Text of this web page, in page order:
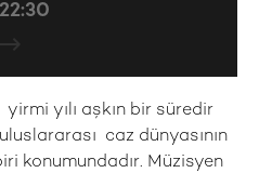
yılı aşkın bir süredir
caz dünyasının
konumundadır. Müzisyen
22:30